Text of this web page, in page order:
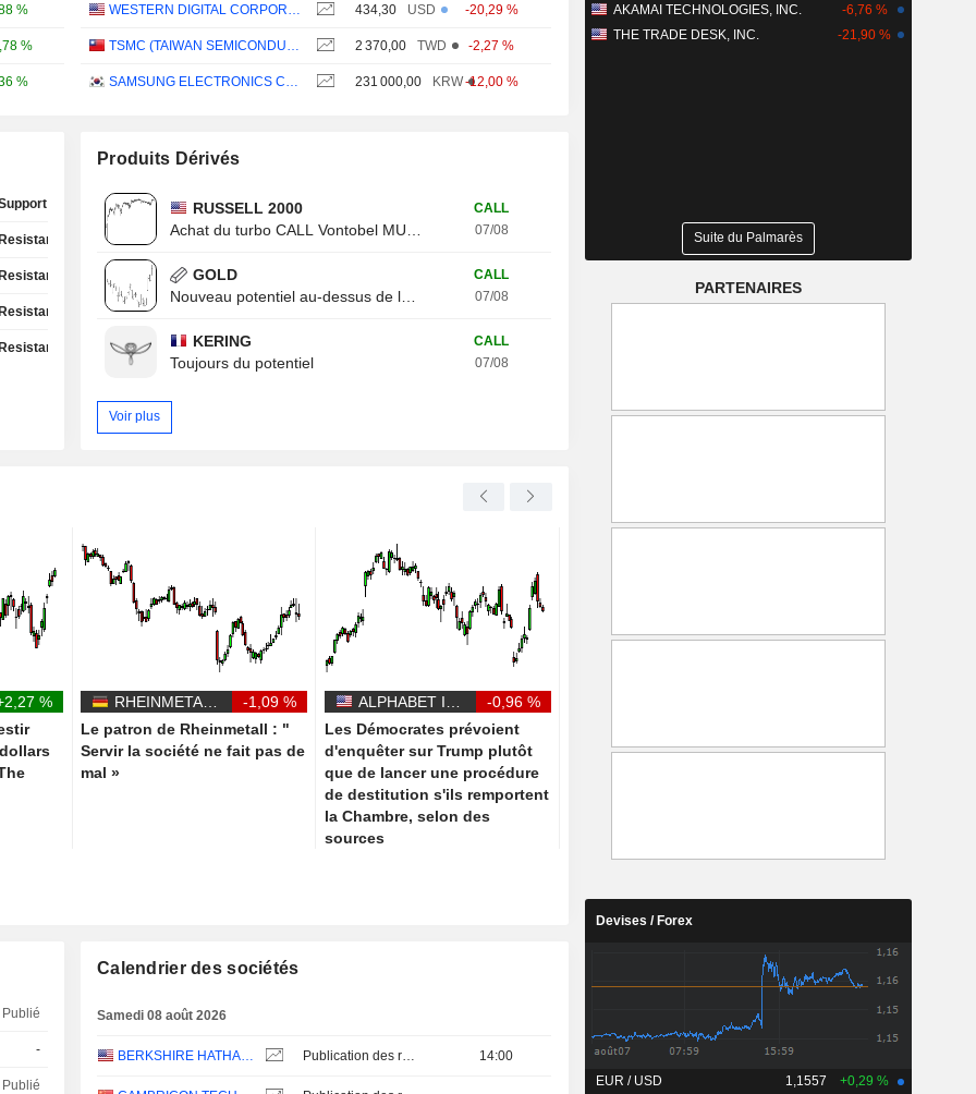
%
%
%
434,30 USD -20,29 %
2 370,00 TWD -2,27 %
231 000,00 KRW-12,00 %
Test
Test
Test
Test
Test
Produits Dérivés
RUSSELL 2000
Achat du turbo CALL Vontobel MU13V
CALL
07/08
GOLD
Nouveau potentiel au-dessus de la résistance
CALL
07/08
KERING
Toujours du potentiel
CALL
07/08
Voir plus
%
-1,09 %
Le patron de Rheinmetall : "
Servir la société ne fait pas de
mal »
-0,96 %
Les Démocrates prévoient
d'enquêter sur Trump plutôt
que de lancer une procédure
de destitution s'ils remportent
la Chambre, selon des
sources
facilités de paiement et au
Publié
-
Publié
Calendrier des sociétés
Samedi 08 août 2026
BERKSHIRE HATHAWAY INC. Publication des résultats - Q2 2026 14:00
AKAMAI TECHNOLOGIES, INC.
-6,76 %
THE TRADE DESK, INC.
-21,90 %
Suite du Palmarès
PARTENAIRES
Devises / Forex
EUR / USD 1,1557 +0,29 %